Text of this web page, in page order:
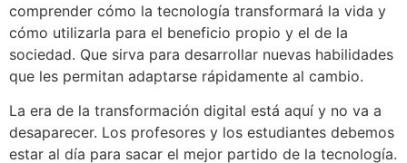
comprender cómo la tecnología transformará la vida y
cómo utilizarla para el beneficio propio y el de la
sociedad. Que sirva para desarrollar nuevas habilidades
que les permitan adaptarse rápidamente al cambio.
La era de la transformación digital está aquí y no va a
desaparecer. Los profesores y los estudiantes debemos
estar al día para sacar el mejor partido de la tecnología.